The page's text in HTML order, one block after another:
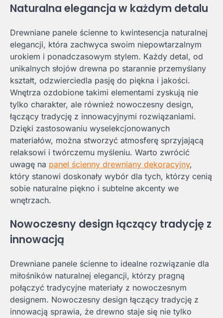
Naturalna elegancja w każdym detalu
Drewniane panele ścienne to kwintesencja naturalnej
elegancji, która zachwyca swoim niepowtarzalnym
urokiem i ponadczasowym stylem. Każdy detal, od
unikalnych słojów drewna po starannie przemyślany
kształt, odzwierciedla pasję do piękna i jakości.
Wnętrza ozdobione takimi elementami zyskują nie
tylko charakter, ale również nowoczesny design,
łączący tradycję z innowacyjnymi rozwiązaniami.
Dzięki zastosowaniu wyselekcjonowanych
materiałów, można stworzyć atmosferę sprzyjającą
relaksowi i twórczemu myśleniu. Warto zwrócić
uwagę na panel ścienny drewniany dekoracyjny,
który stanowi doskonały wybór dla tych, którzy cenią
sobie naturalne piękno i subtelne akcenty we
wnętrzach.
Nowoczesny design łączący tradycję z
innowacją
Drewniane panele ścienne to idealne rozwiązanie dla
miłośników naturalnej elegancji, którzy pragną
połączyć tradycyjne materiały z nowoczesnym
designem. Nowoczesny design łączący tradycję z
innowacją sprawia, że drewno staje się nie tylko